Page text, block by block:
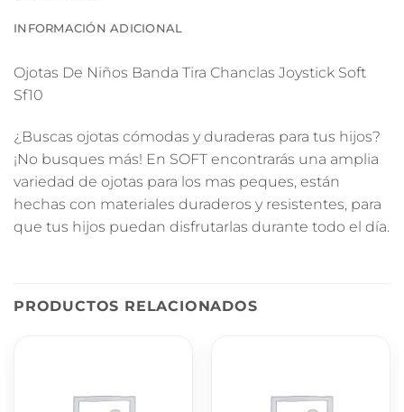
INFORMACIÓN ADICIONAL
Ojotas De Niños Banda Tira Chanclas Joystick Soft
Sf10
¿Buscas ojotas cómodas y duraderas para tus hijos?
¡No busques más! En SOFT encontrarás una amplia
variedad de ojotas para los mas peques, están
hechas con materiales duraderos y resistentes, para
que tus hijos puedan disfrutarlas durante todo el día.
PRODUCTOS RELACIONADOS